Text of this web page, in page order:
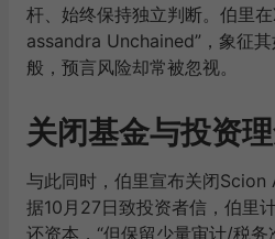
杆、始终保持独立判断。伯里
assandra Unchained”，象征
般，预言风险却常被忽视。
关闭基金与投资
与此同时，伯里宣布关闭
据10月27日致投资者信，伯里
还资本，“但保留少量审计/税务